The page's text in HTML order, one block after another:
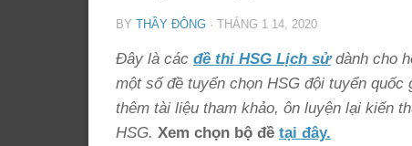
BY THẦY ĐÔNG · THÁNG 1 14, 2020
Đây là các đề thi HSG Lịch sửdành cho
một số đề tuyển chọn HSG đội tuyển
thêm tài liệu tham khảo, ôn luyện lại kiến
HSG. Xem chọn bộ đề tại đây.